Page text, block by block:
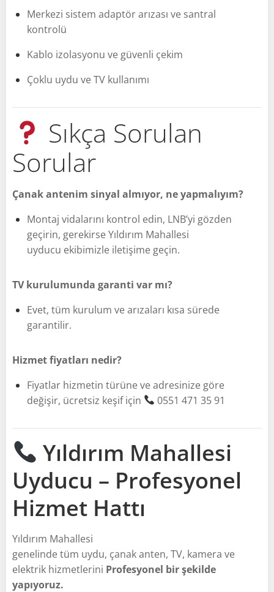
Merkezi sistem adaptör arızası ve santral
kontrolü
Kablo izolasyonu ve güvenli çekim
Çoklu uydu ve TV kullanımı
Sıkça Sorulan
Sorular
Çanak antenim sinyal almıyor, ne yapmalıyım?
Montaj vidalarını kontrol edin, LNB’yi gözden
geçirin, gerekirse Yıldırım Mahallesi
uyducu ekibimizle iletişime geçin.
TV kurulumunda garanti var mı?
Evet, tüm kurulum ve arızaları kısa sürede
garantilir.
Hizmet fiyatları nedir?
Fiyatlar hizmetin türüne ve adresinize göre
değişir, ücretsiz keşif için
0551 471 35 91
Yıldırım Mahallesi
Uyducu – Profesyonel
Hizmet Hattı
Yıldırım Mahallesi
genelinde tüm uydu, çanak anten, TV, kamera ve
elektrik hizmetlerini Profesyonel bir şekilde
yapıyoruz.